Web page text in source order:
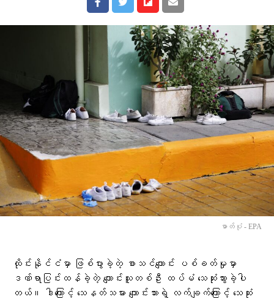
ဓာတ်ပုံ - EPA
ထိုင်းနိုင်ငံမှာ ဖြစ်ပွားခဲ့တဲ့ စာသင်ကျောင်း ပစ်ခတ်မှုမှာ
ဒဏ်ရာပြင်းထန်ခဲ့တဲ့ ကျောင်းသူတစ်ဦး ထပ်မံ သေဆုံးသွားခဲ့ပါ
တယ်။ ဒါကြောင့် သေနတ်သမား ကျောင်းသားရဲ့ လက်ချက်ကြောင့် သေဆုံး